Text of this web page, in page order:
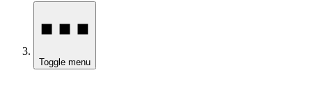
Toggle menu